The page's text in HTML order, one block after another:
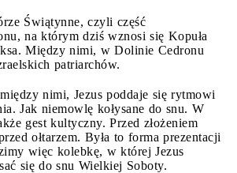
Świątynne, czyli część
na którym dziś wznosi się Kopuła
Między nimi, w Dolinie Cedronu
patriarchów.
nimi, Jezus poddaje się rytmowi
Jak niemowlę kołysane do snu. W
gest kultyczny. Przed złożeniem
ołtarzem. Była to forma prezentacji
więc kolebkę, w której Jezus
się do snu Wielkiej Soboty.